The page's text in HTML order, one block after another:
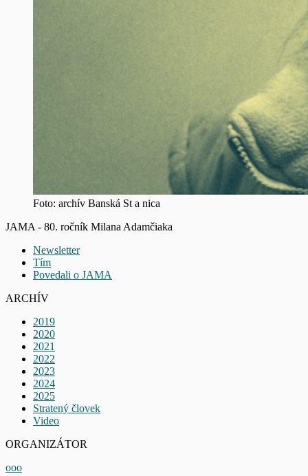
Foto: archív Banská St a nica
JAMA - 80. ročník Milana Adamčiaka
Newsletter
Tím
Povedali o JAMA
ARCHÍV
2019
2020
2021
2022
2023
2024
2025
Stratený človek
Video
ORGANIZÁTOR
ooo